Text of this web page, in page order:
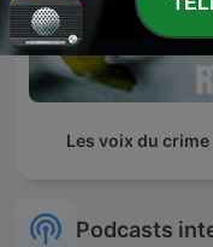
Les voix du crime
Podcasts